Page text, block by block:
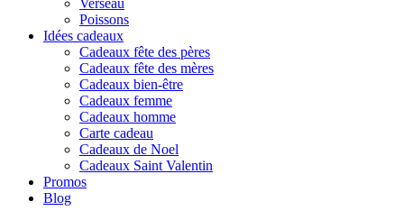
Verseau
Poissons
Idées cadeaux
Cadeaux fête des pères
Cadeaux fête des mères
Cadeaux bien-être
Cadeaux femme
Cadeaux homme
Carte cadeau
Cadeaux de Noel
Cadeaux Saint Valentin
Promos
Blog